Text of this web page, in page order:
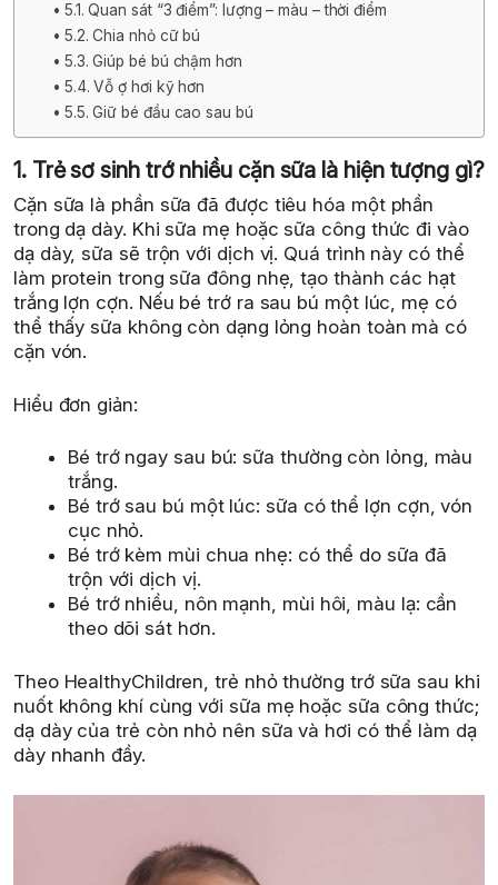
5.1. Quan sát “3 điểm”: lượng – màu – thời điểm
5.2. Chia nhỏ cữ bú
5.3. Giúp bé bú chậm hơn
5.4. Vỗ ợ hơi kỹ hơn
5.5. Giữ bé đầu cao sau bú
1. Trẻ sơ sinh trớ nhiều cặn sữa là hiện tượng gì?
Cặn sữa là phần sữa đã được tiêu hóa một phần
trong dạ dày. Khi sữa mẹ hoặc sữa công thức đi vào
dạ dày, sữa sẽ trộn với dịch vị. Quá trình này có thể
làm protein trong sữa đông nhẹ, tạo thành các hạt
trắng lợn cợn. Nếu bé trớ ra sau bú một lúc, mẹ có
thể thấy sữa không còn dạng lỏng hoàn toàn mà có
cặn vón.
Hiểu đơn giản:
Bé trớ ngay sau bú: sữa thường còn lỏng, màu
trắng.
Bé trớ sau bú một lúc: sữa có thể lợn cợn, vón
cục nhỏ.
Bé trớ kèm mùi chua nhẹ: có thể do sữa đã
trộn với dịch vị.
Bé trớ nhiều, nôn mạnh, mùi hôi, màu lạ: cần
theo dõi sát hơn.
Theo HealthyChildren, trẻ nhỏ thường trớ sữa sau khi
nuốt không khí cùng với sữa mẹ hoặc sữa công thức;
dạ dày của trẻ còn nhỏ nên sữa và hơi có thể làm dạ
dày nhanh đầy.